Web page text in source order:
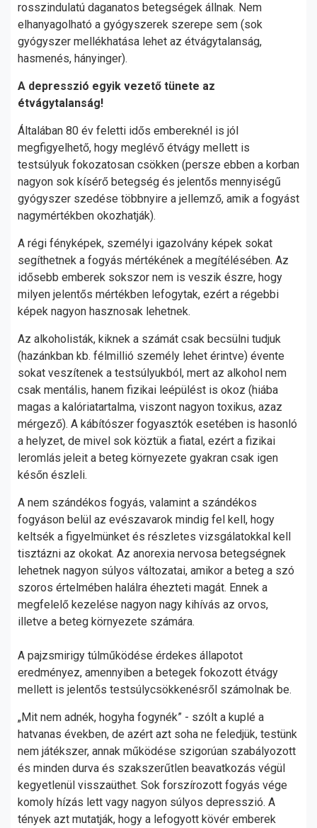
rosszindulatú daganatos betegségek állnak. Nem
elhanyagolható a gyógyszerek szerepe sem (sok
gyógyszer mellékhatása lehet az étvágytalanság,
hasmenés, hányinger).
A depresszió egyik vezető tünete az
étvágytalanság!
Általában 80 év feletti idős embereknél is jól
megfigyelhető, hogy meglévő étvágy mellett is
testsúlyuk fokozatosan csökken (persze ebben a korban
nagyon sok kísérő betegség és jelentős mennyiségű
gyógyszer szedése többnyire a jellemző, amik a fogyást
nagymértékben okozhatják).
A régi fényképek, személyi igazolvány képek sokat
segíthetnek a fogyás mértékének a megítélésében. Az
idősebb emberek sokszor nem is veszik észre, hogy
milyen jelentős mértékben lefogytak, ezért a régebbi
képek nagyon hasznosak lehetnek.
Az alkoholisták, kiknek a számát csak becsülni tudjuk
(hazánkban kb. félmillió személy lehet érintve) évente
sokat veszítenek a testsúlyukból, mert az alkohol nem
csak mentális, hanem fizikai leépülést is okoz (hiába
magas a kalóriatartalma, viszont nagyon toxikus, azaz
mérgező). A kábítószer fogyasztók esetében is hasonló
a helyzet, de mivel sok köztük a fiatal, ezért a fizikai
leromlás jeleit a beteg környezete gyakran csak igen
későn észleli.
A nem szándékos fogyás, valamint a szándékos
fogyáson belül az evészavarok mindig fel kell, hogy
keltsék a figyelmünket és részletes vizsgálatokkal kell
tisztázni az okokat. Az anorexia nervosa betegségnek
lehetnek nagyon súlyos változatai, amikor a beteg a szó
szoros értelmében halálra éhezteti magát. Ennek a
megfelelő kezelése nagyon nagy kihívás az orvos,
illetve a beteg környezete számára.
A pajzsmirigy túlműködése érdekes állapotot
eredményez, amennyiben a betegek fokozott étvágy
mellett is jelentős testsúlycsökkenésről számolnak be.
„Mit nem adnék, hogyha fogynék” - szólt a kuplé a
hatvanas években, de azért azt soha ne feledjük, testünk
nem játékszer, annak működése szigorúan szabályozott
és minden durva és szakszerűtlen beavatkozás végül
kegyetlenül visszaüthet. Sok forszírozott fogyás vége
komoly hízás lett vagy nagyon súlyos depresszió. A
tények azt mutatják, hogy a lefogyott kövér emberek